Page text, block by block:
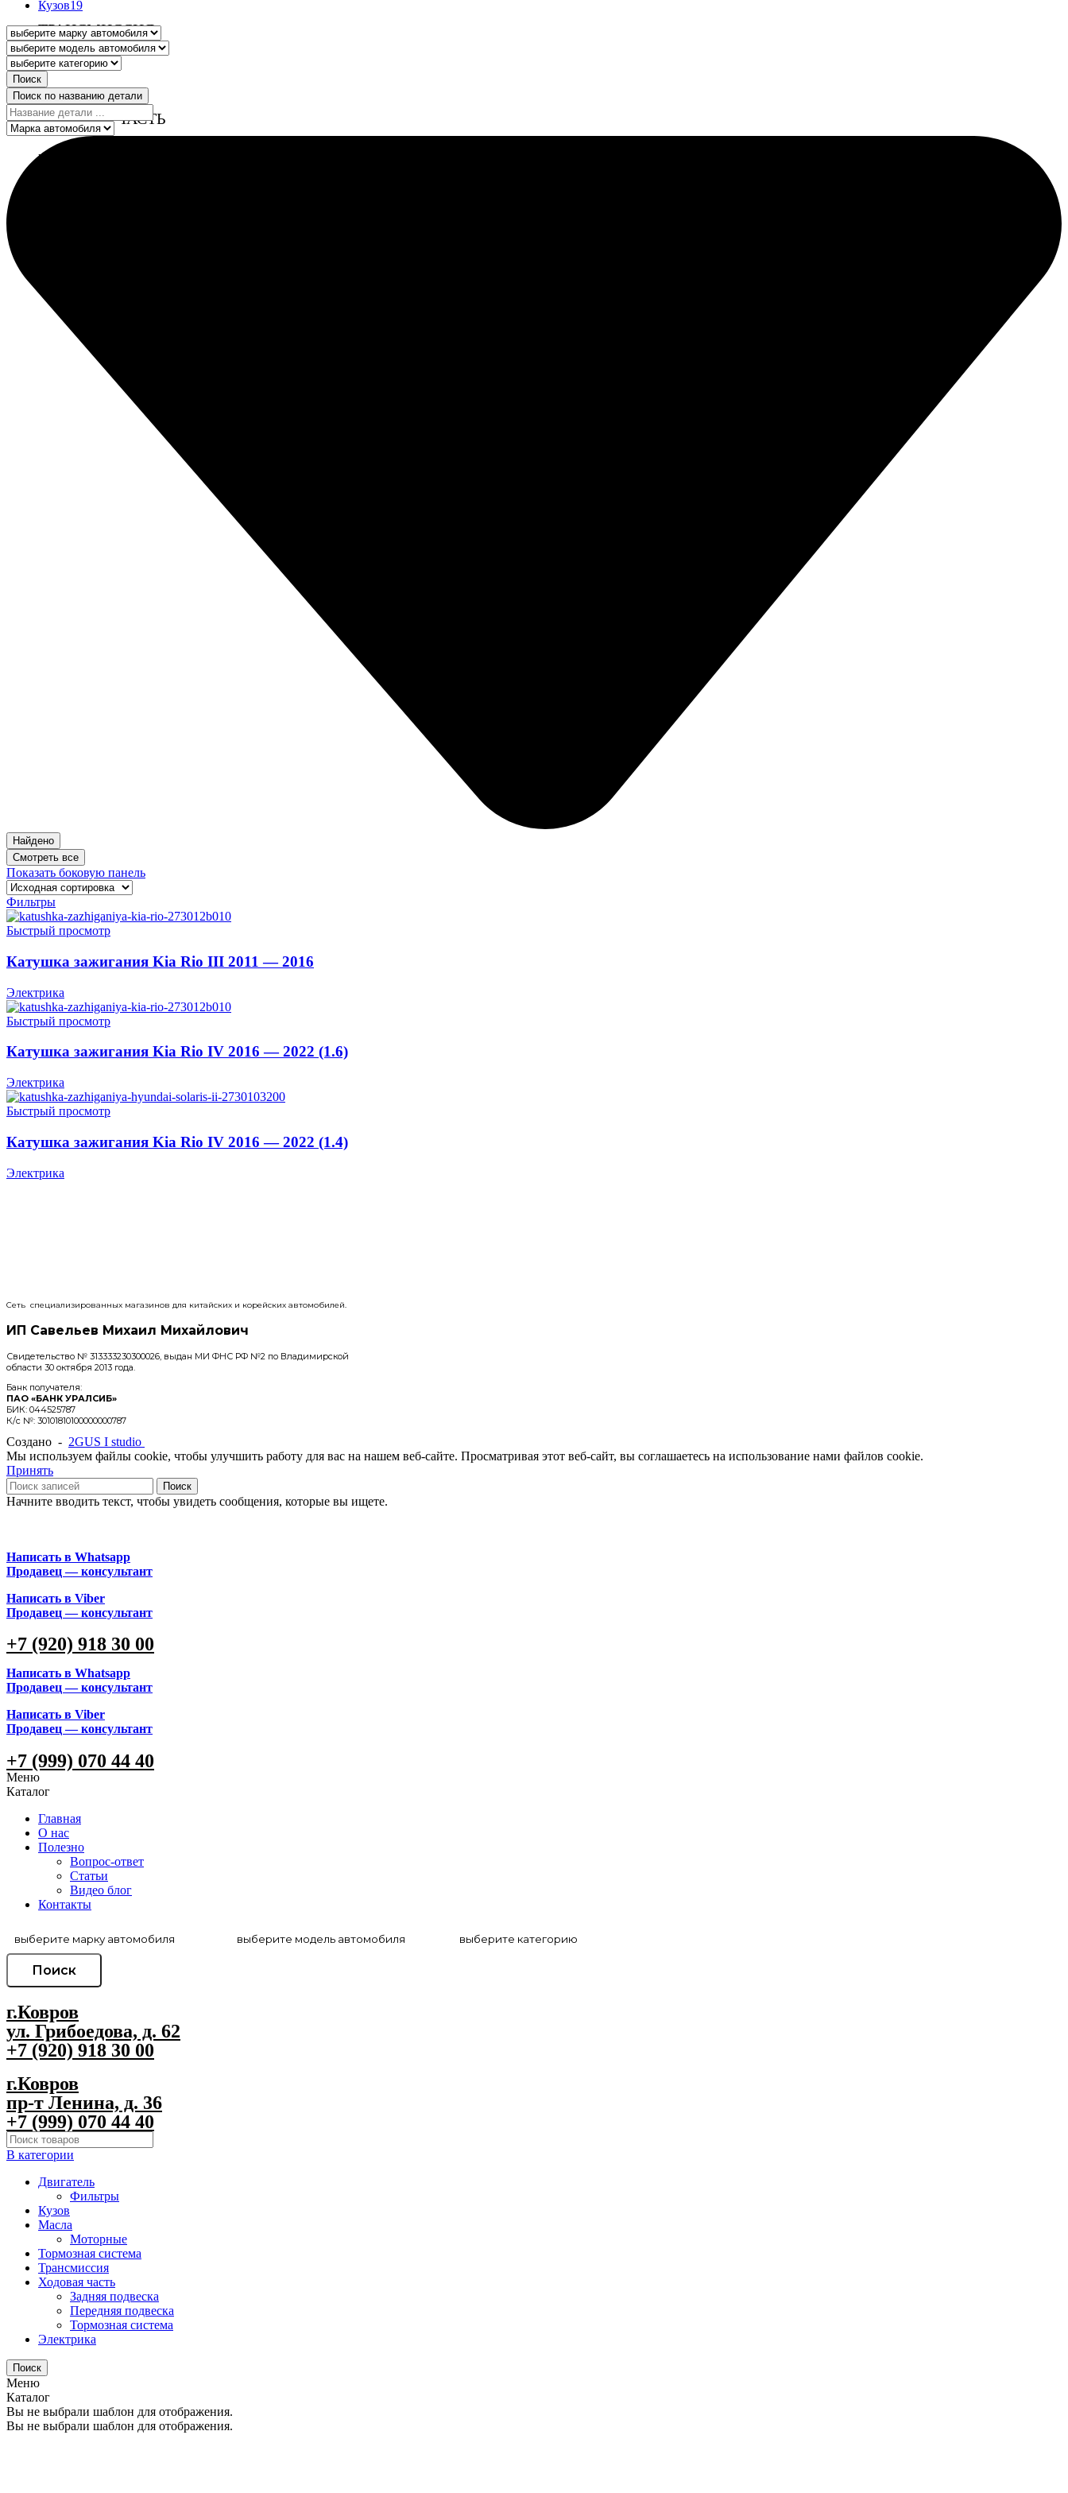
ТРАНСМИССИЯ
в каталог
ХОДОВАЯ ЧАСТЬ
в каталог
Кузов19
Поиск
Поиск по названию детали
Найдено
Смотреть все
Показать боковую панель
Фильтры
Быстрый просмотр
Катушка зажигания Kia Rio III 2011 — 2016
Электрика
Быстрый просмотр
Катушка зажигания Kia Rio IV 2016 — 2022 (1.6)
Электрика
Быстрый просмотр
Катушка зажигания Kia Riо IV 2016 — 2022 (1.4)
Электрика
Сеть специализированных магазинов для китайских и корейских автомобилей.
ИП Савельев Михаил Михайлович
Свидетельство № 313333230300026, выдан МИ ФНС РФ №2 по Владимирской
области 30 октября 2013 года.
Банк получателя:
ПАО «БАНК УРАЛСИБ»
БИК: 044525787
К/с №: 30101810100000000787
Создано - 2GUS I studio
Мы используем файлы cookie, чтобы улучшить работу для вас на нашем веб-сайте. Просматривая этот веб-сайт, вы соглашаетесь на использование нами файлов cookie.
Принять
Поиск
Начните вводить текст, чтобы увидеть сообщения, которые вы ищете.
Написать в Whatsapp
Продавец — консультант
Написать в Viber
Продавец — консультант
+7 (920) 918 30 00
Написать в Whatsapp
Продавец — консультант
Написать в Viber
Продавец — консультант
+7 (999) 070 44 40
Меню
Каталог
Главная
О нас
Полезно
Вопрос-ответ
Статьи
Видео блог
Контакты
Поиск
г.Ковров
ул. Грибоедова, д. 62
+7 (920) 918 30 00
г.Ковров
пр-т Ленина, д. 36
+7 (999) 070 44 40
В категории
Двигатель
Фильтры
Кузов
Масла
Моторные
Тормозная система
Трансмиссия
Ходовая часть
Задняя подвеска
Передняя подвеска
Тормозная система
Электрика
Поиск
Меню
Каталог
Вы не выбрали шаблон для отображения.
Вы не выбрали шаблон для отображения.